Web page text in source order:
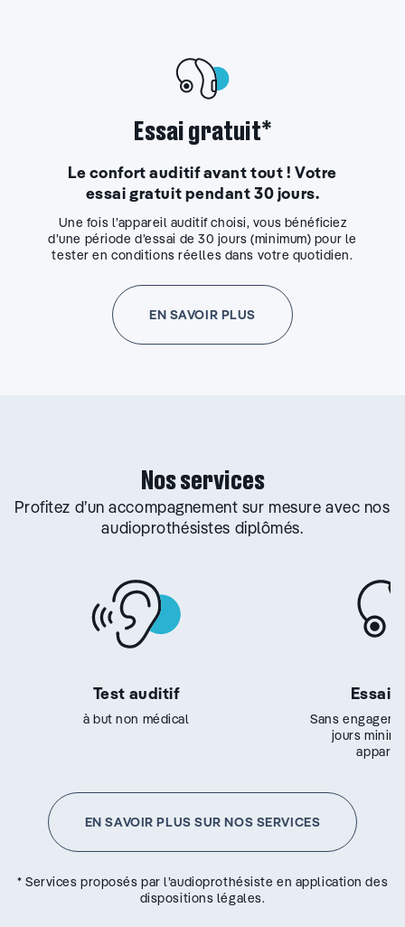
Essai gratuit*
Le confort auditif avant tout ! Votre
essai gratuit pendant 30 jours.
Une fois l’appareil auditif choisi, vous bénéficiez
d’une période d’essai de 30 jours (minimum) pour le
tester en conditions réelles dans votre quotidien.
EN SAVOIR PLUS
Nos services
Profitez d’un accompagnement sur mesure avec nos
audioprothésistes diplômés.
Test auditif
à but non médical
Essai
Sans
jours
EN SAVOIR PLUS SUR NOS SERVICES
* Services proposés par l’audioprothésiste en application des
dispositions légales.